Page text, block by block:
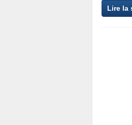
Lire la